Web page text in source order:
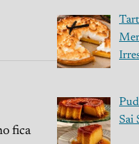
fica
Sai